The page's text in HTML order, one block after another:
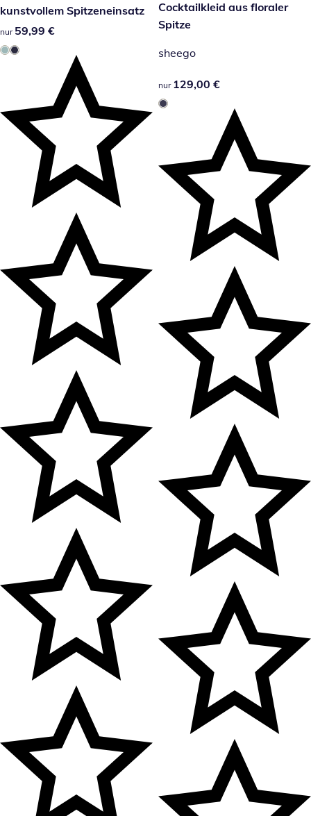
kunstvollem Spitzeneinsatz
59,99 €
nur 59,99 €
129,00 €
Cocktailkleid aus floraler
Spitze
sheego
129,00 €
nur 129,00 €